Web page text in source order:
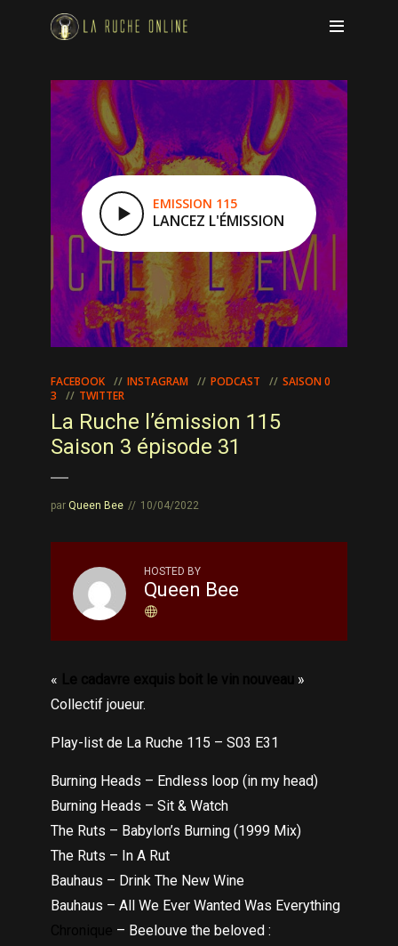
EMISSION 115
LANCEZ L'ÉMISSION
FACEBOOK INSTAGRAM PODCAST
SAISON 0
3
TWITTER
La Ruche l’émission 115
Saison 3 épisode 31
par Queen Bee 10/04/2022
HOSTED BY
Queen Bee
«
»
Collectif joueur.
Play-list de La Ruche 115 – S03 E31
Burning Heads – Endless loop (in my head)
Burning Heads – Sit & Watch
The Ruts – Babylon’s Burning (1999 Mix)
The Ruts – In A Rut
Bauhaus – Drink The New Wine
Bauhaus – All We Ever Wanted Was Everything
– Beelouve the beloved :